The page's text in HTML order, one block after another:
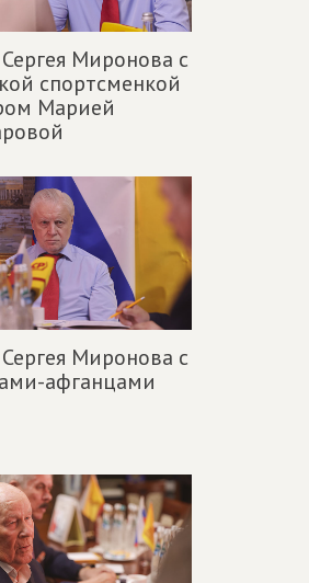
Миронова с
спортсменкой
Марией
Миронова с
афганцами